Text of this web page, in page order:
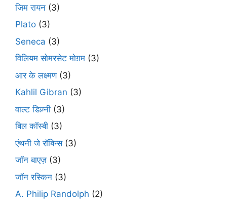
जिम रायन (3)
Plato (3)
Seneca (3)
विलियम सोमरसेट मोग़म (3)
आर के लक्ष्मण(3)
Kahlil Gibran (3)
वाल्ट डिज़्नी (3)
बिल कॉस्बी (3)
एंथनी जे रॉबिन्स(3)
जॉन बाएज़ (3)
जॉन रस्किन (3)
A. Philip Randolph (2)